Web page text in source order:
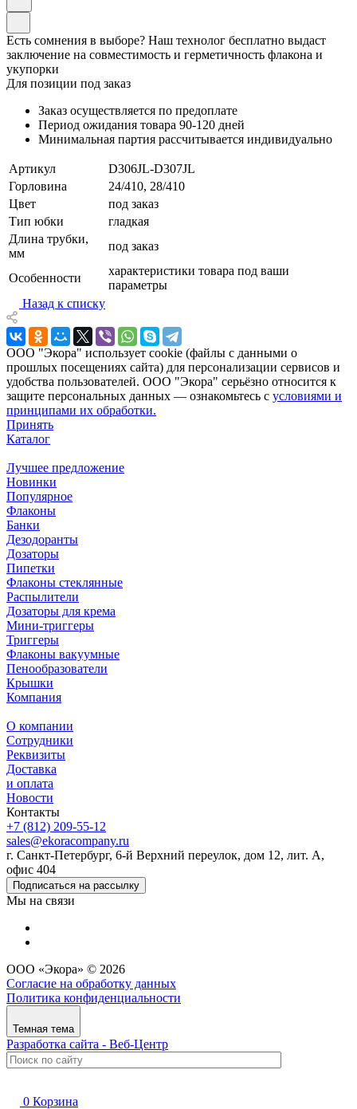
Есть сомнения в выборе? Наш технолог бесплатно выдаст
заключение на совместимость и герметичность флакона и
укупорки
Для позиции под заказ
Заказ осуществляется по предоплате
Период ожидания товара 90-120 дней
Минимальная партия рассчитывается индивидуально
Артикул
D306JL-D307JL
Горловина
24/410, 28/410
Цвет
под заказ
Тип юбки
гладкая
Длина трубки,
мм
под заказ
Особенности
характеристики товара под ваши
параметры
Назад к списку
ООО "Экора" использует cookie (файлы с данными о
прошлых посещениях сайта) для персонализации сервисов и
удобства пользователей. ООО "Экора" серьёзно относится к
защите персональных данных — ознакомьтесь с условиями и
принципами их обработки.
Принять
Каталог
Лучшее предложение
Новинки
Популярное
Флаконы
Банки
Дезодоранты
Дозаторы
Пипетки
Флаконы стеклянные
Распылители
Дозаторы для крема
Мини-триггеры
Триггеры
Флаконы вакуумные
Пенообразователи
Крышки
Компания
О компании
Сотрудники
Реквизиты
Доставка
и оплата
Новости
Контакты
+7 (812) 209-55-12
sales@ekoracompany.ru
г. Санкт-Петербург, 6-й Верхний переулок, дом 12, лит. А,
офис 404
Подписаться на рассылку
Мы на связи
ООО «Экора» © 2026
Согласие на обработку данных
Политика конфиденциальности
Темная тема
Разработка сайта - Веб-Центр
0 Корзина